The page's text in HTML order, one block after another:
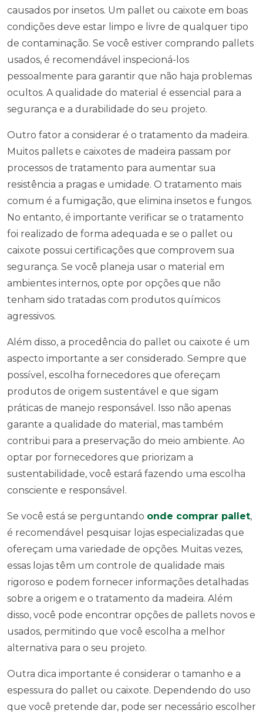
causados por insetos. Um pallet ou caixote em boas
condições deve estar limpo e livre de qualquer tipo
de contaminação. Se você estiver comprando pallets
usados, é recomendável inspecioná-los
pessoalmente para garantir que não haja problemas
ocultos. A qualidade do material é essencial para a
segurança e a durabilidade do seu projeto.
Outro fator a considerar é o tratamento da madeira.
Muitos pallets e caixotes de madeira passam por
processos de tratamento para aumentar sua
resistência a pragas e umidade. O tratamento mais
comum é a fumigação, que elimina insetos e fungos.
No entanto, é importante verificar se o tratamento
foi realizado de forma adequada e se o pallet ou
caixote possui certificações que comprovem sua
segurança. Se você planeja usar o material em
ambientes internos, opte por opções que não
tenham sido tratadas com produtos químicos
agressivos.
Além disso, a procedência do pallet ou caixote é um
aspecto importante a ser considerado. Sempre que
possível, escolha fornecedores que ofereçam
produtos de origem sustentável e que sigam
práticas de manejo responsável. Isso não apenas
garante a qualidade do material, mas também
contribui para a preservação do meio ambiente. Ao
optar por fornecedores que priorizam a
sustentabilidade, você estará fazendo uma escolha
consciente e responsável.
Se você está se perguntando onde comprar pallet,
é recomendável pesquisar lojas especializadas que
ofereçam uma variedade de opções. Muitas vezes,
essas lojas têm um controle de qualidade mais
rigoroso e podem fornecer informações detalhadas
sobre a origem e o tratamento da madeira. Além
disso, você pode encontrar opções de pallets novos e
usados, permitindo que você escolha a melhor
alternativa para o seu projeto.
Outra dica importante é considerar o tamanho e a
espessura do pallet ou caixote. Dependendo do uso
que você pretende dar, pode ser necessário escolher